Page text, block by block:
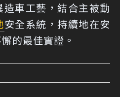
車工藝，結合主被動
安全系統，持續地在安
的最佳實證。